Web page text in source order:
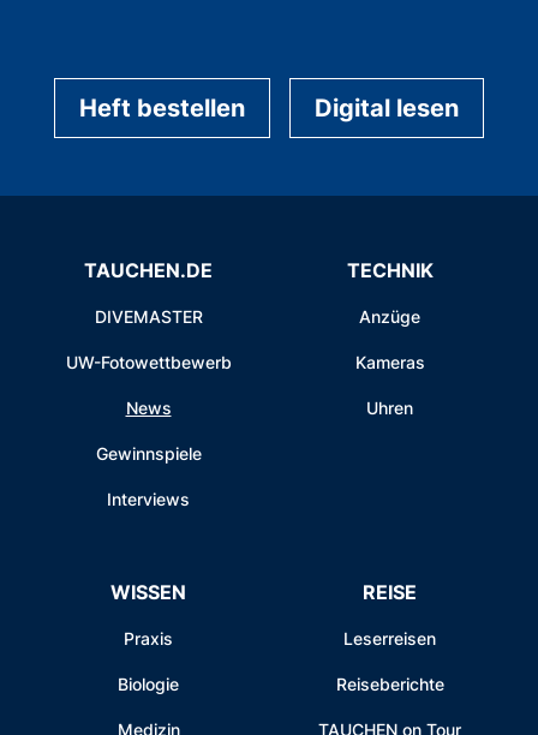
Heft bestellen Digital lesen
TAUCHEN.DE
DIVEMASTER
UW-Fotowettbewerb
News
Gewinnspiele
Interviews
TECHNIK
Anzüge
Kameras
Uhren
WISSEN
Praxis
Biologie
Medizin
REISE
Leserreisen
Reiseberichte
TAUCHEN on Tour